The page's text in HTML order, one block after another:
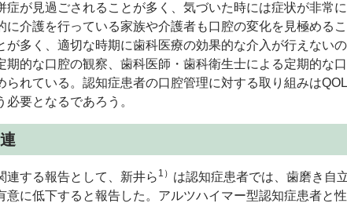
症が見過ごされることが多く、気づいた時には症状が非常
に介護を行っている家族や介護者も口腔の変化を見極める
が多く、適切な時期に歯科医療の効果的な介入が行えない
期的な口腔の観察、歯科医師・歯科衛生士による定期的な
られている。認知症患者の口腔管理に対する取り組みは
要となるであろう。
する報告として、新井ら 1） は認知症患者では、歯磨き自
意に低下すると報告した。アルツハイマー型認知症患者と